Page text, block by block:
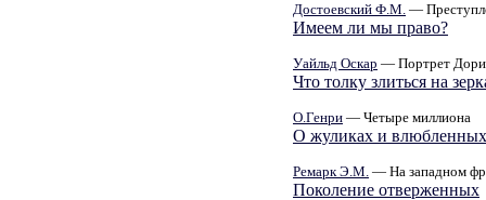
Достоевский Ф.М. —
Имеем ли мы право?
Уайльд Оскар — Портрет
Что толку злиться на
О.Генри — Четыре миллиона
О жуликах и влюбленных
Ремарк Э.М. — На западном
Поколение отверженных